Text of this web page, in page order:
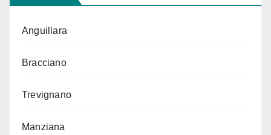
Anguillara
Bracciano
Trevignano
Manziana